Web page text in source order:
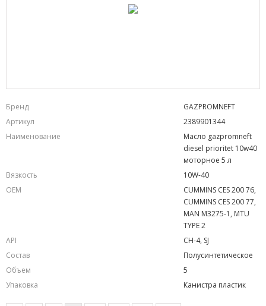
Бренд
GAZPROMNEFT
Артикул
2389901344
Наименование
Масло gazpromneft
diesel prioritet 10w40
моторное 5 л
Вязкость
10W-40
OEM
CUMMINS CES 200 76,
CUMMINS CES 200 77,
MAN M3275-1, MTU
TYPE 2
API
CH-4, SJ
Состав
Полусинтетическое
Объем
5
Упаковка
Канистра пластик